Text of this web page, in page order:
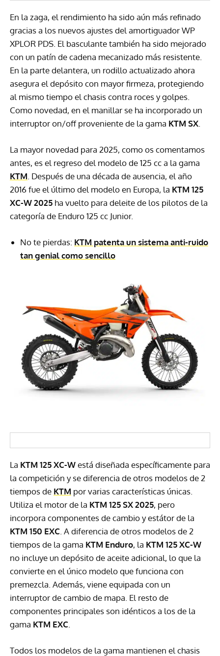
En la zaga, el rendimiento ha sido aún más refinado
gracias a los nuevos ajustes del amortiguador WP
XPLOR PDS. El basculante también ha sido mejorado
con un patín de cadena mecanizado más resistente.
En la parte delantera, un rodillo actualizado ahora
asegura el depósito con mayor firmeza, protegiendo
al mismo tiempo el chasis contra roces y golpes.
Como novedad, en el manillar se ha incorporado un
interruptor on/off proveniente de la gama KTM SX.
La mayor novedad para 2025, como os comentamos
antes, es el regreso del modelo de 125 cc a la gama
KTM. Después de una década de ausencia, el año
2016 fue el último del modelo en Europa, la KTM 125
XC-W 2025 ha vuelto para deleite de los pilotos de la
categoría de Enduro 125 cc Junior.
No te pierdas: KTM patenta un sistema anti-ruido
tan genial como sencillo
La KTM 125 XC-Westá diseñada específicamente para
la competición y se diferencia de otros modelos de 2
tiempos de KTM por varias características únicas.
Utiliza el motor de la KTM 125 SX 2025, pero
incorpora componentes de cambio y estátor de la
KTM 150 EXC . A diferencia de otros modelos de 2
tiempos de la gama KTM Enduro, la KTM 125 XC-W
no incluye un depósito de aceite adicional, lo que la
convierte en el único modelo que funciona con
premezcla. Además, viene equipada con un
interruptor de cambio de mapa. El resto de
componentes principales son idénticos a los de la
gama KTM EXC
Todos los modelos de la gama mantienen el chasis